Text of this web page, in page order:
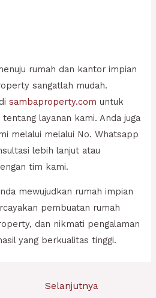
rumah dan kantor impian
sangatlah mudah.
sambaproperty.com untuk
layanan kami. Anda juga
melalui melalui No. Whatsapp
lebih lanjut atau
tim kami.
mewujudkan rumah impian
pembuatan rumah
dan nikmati pengalaman
yang berkualitas tinggi.
Selanjutnya